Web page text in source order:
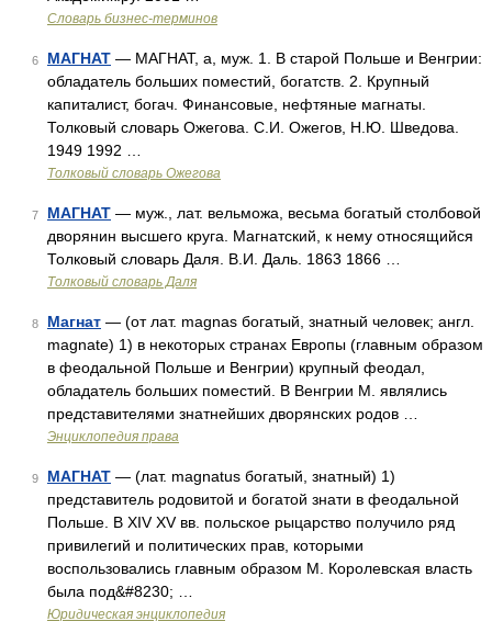
Словарь бизнес-терминов
6 МАГНАТ — МАГНАТ, а, муж. 1. В старой Польше и Венгрии:
обладатель больших поместий, богатств. 2. Крупный
капиталист, богач. Финансовые, нефтяные магнаты.
Толковый словарь Ожегова. С.И. Ожегов, Н.Ю. Шведова.
1949 1992 …
Толковый словарь Ожегова
7 МАГНАТ — муж., лат. вельможа, весьма богатый столбовой
дворянин высшего круга. Магнатский, к нему относящийся
Толковый словарь Даля. В.И. Даль. 1863 1866 …
Толковый словарь Даля
8 Магнат — (от лат. magnas богатый, знатный человек; англ.
magnate) 1) в некоторых странах Европы (главным образом
в феодальной Польше и Венгрии) крупный феодал,
обладатель больших поместий. В Венгрии М. являлись
представителями знатнейших дворянских родов …
Энциклопедия права
9 МАГНАТ — (лат. magnatus богатый, знатный) 1)
представитель родовитой и богатой знати в феодальной
Польше. В XIV XV вв. польское рыцарство получило ряд
привилегий и политических прав, которыми
воспользовались главным образом М. Королевская власть
была под&#8230; …
Юридическая энциклопедия